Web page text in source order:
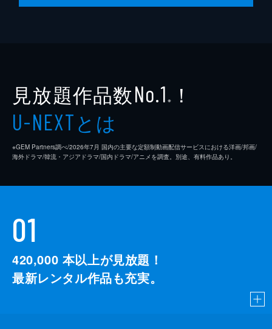
見放題作品数No.1 ※ ！
U-NEXTとは
※GEM Partners調べ/2026年7⽉ 国内の主要な定額制動画配信サービスにおける洋画/邦画/
海外ドラマ/韓流・アジアドラマ/国内ドラマ/アニメを調査。別途、有料作品あり。
01
420,000 本以上が見放題！
最新レンタル作品も充実。